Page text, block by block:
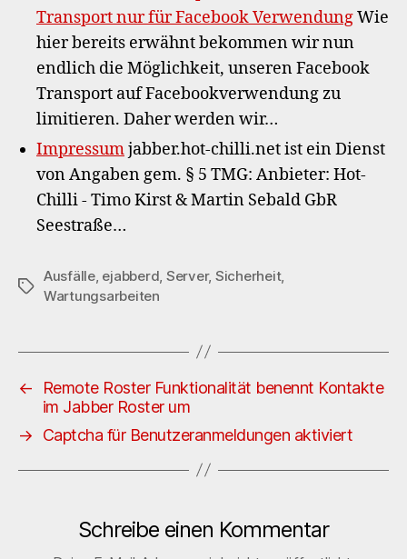
Transport nur für Facebook VerwendungWie
hier bereits erwähnt bekommen wir nun
endlich die Möglichkeit, unseren Facebook
Transport auf Facebookverwendung zu
limitieren. Daher werden wir…
Impressumjabber.hot-chilli.net ist ein Dienst
von Angaben gem. § 5 TMG: Anbieter: Hot-
Chilli - Timo Kirst & Martin Sebald GbR
Seestraße…
Schlagwörter
Ausfälle, ejabberd Server, Sicherheit,
Wartungsarbeiten
←
Remote Roster Funktionalität benennt Kontakte
im Jabber Roster um
→
Captcha für Benutzeranmeldungen aktiviert
Schreibe einen Kommentar